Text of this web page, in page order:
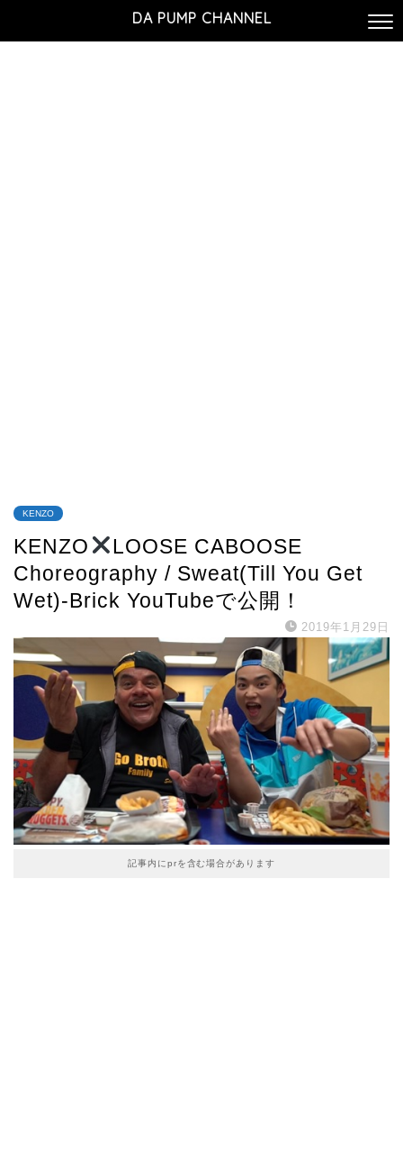
DA PUMP CHANNEL
KENZO
KENZO
LOOSE CABOOSE
Choreography / Sweat(Till You Get
Wet)-Brick YouTubeで公開！
2019年1月29日
記事内にprを含む場合があります